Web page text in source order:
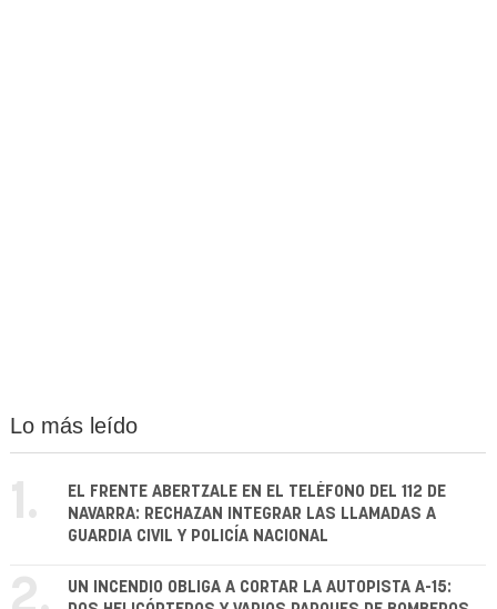
Lo más leído
1.
EL FRENTE ABERTZALE EN EL TELÉFONO DEL 112 DE
NAVARRA: RECHAZAN INTEGRAR LAS LLAMADAS A
GUARDIA CIVIL Y POLICÍA NACIONAL
UN INCENDIO OBLIGA A CORTAR LA AUTOPISTA A-15: